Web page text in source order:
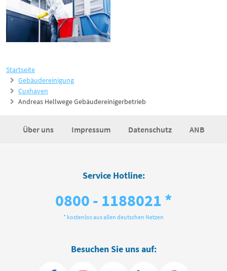
Startseite
Gebäudereinigung
Cuxhaven
Andreas Hellwege Gebäudereinigerbetrieb
Über uns Impressum Datenschutz ANB
Service Hotline:
0800 - 1188021 *
* kostenlos aus allen deutschen Netzen
Besuchen Sie uns auf: